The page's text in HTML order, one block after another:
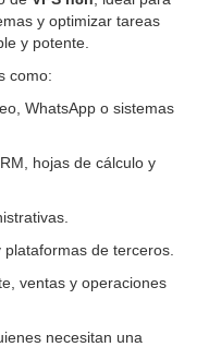
y optimizar tareas
y potente.
como:
WhatsApp o sistemas
hojas de cálculo y
de terceros.
ventas y operaciones
necesitan una